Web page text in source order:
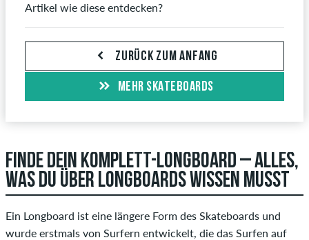
Artikel wie diese entdecken?
ZURÜCK ZUM ANFANG
MEHR SKATEBOARDS
FINDE DEIN KOMPLETT-LONGBOARD – ALLES,
WAS DU ÜBER LONGBOARDS WISSEN MUSST
Ein Longboard ist eine längere Form des Skateboards und
wurde erstmals von Surfern entwickelt, die das Surfen auf